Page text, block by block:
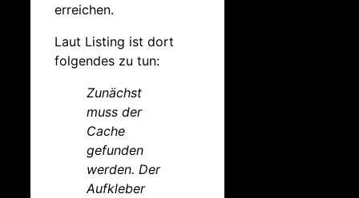
erreichen.
Laut Listing ist dort
folgendes zu tun:
Zunächst
muss der
Cache
gefunden
werden. Der
Aufkleber